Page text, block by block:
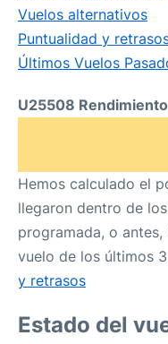
Vuelos alternativos
Puntualidad y
Últimos Vuelos
U25508
Hemos calculado el
llegaron dentro de
programada, o
vuelo de los últimos 3
y retrasos
Estado del